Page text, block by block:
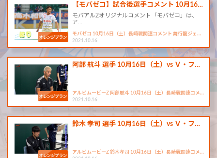
【モバゼコ】試合後選手コメント 10月16…
モバアルZオリジナルコメント「モバゼコ」は、
ア…
モバゼコ 10月16日（土）長崎戦関連コメント 舞行龍ジェ…
2021.10.16
阿部 航斗 選手 10月16日（土）vs Ｖ・フ…
アルビムービーZ 阿部航斗 10月16日（土）長崎戦関連コメ…
2021.10.16
鈴木 孝司 選手 10月16日（土）vs Ｖ・フ…
アルビムービーZ 鈴木孝司 10月16日（土）長崎戦関連コメ…